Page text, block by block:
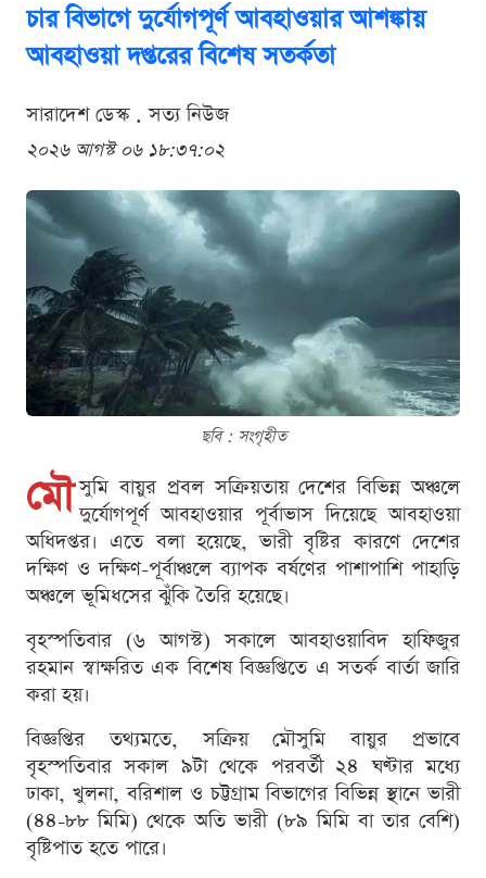
চার বিভাগে দুর্যোগপূর্ণ আবহাওয়ার আশঙ্কায়
আবহাওয়া দপ্তরের বিশেষ সতর্কতা
সারাদেশ ডেস্ক . সত্য নিউজ
২০২৬ আগস্ট ০৬ ১৮:৩৭:০২
ছবি : সংগৃহীত
মৌ সুমি বায়ুর প্রবল সক্রিয়তায় দেশের বিভিন্ন অঞ্চলে
দুর্যোগপূর্ণ আবহাওয়ার পূর্বাভাস দিয়েছে আবহাওয়া
অধিদপ্তর। এতে বলা হয়েছে, ভারী বৃষ্টির কারণে দেশের
দক্ষিণ ও দক্ষিণ-পূর্বাঞ্চলে ব্যাপক বর্ষণের পাশাপাশি পাহাড়ি
অঞ্চলে ভূমিধসের ঝুঁকি তৈরি হয়েছে।
বৃহস্পতিবার (৬ আগস্ট) সকালে আবহাওয়াবিদ হাফিজুর
রহমান স্বাক্ষরিত এক বিশেষ বিজ্ঞপ্তিতে এ সতর্ক বার্তা জারি
করা হয়।
বিজ্ঞপ্তির তথ্যমতে, সক্রিয় মৌসুমি বায়ুর প্রভাবে
বৃহস্পতিবার সকাল ৯টা থেকে পরবর্তী ২৪ ঘণ্টার মধ্যে
ঢাকা, খুলনা, বরিশাল ও চট্টগ্রাম বিভাগের বিভিন্ন স্থানে ভারী
(৪৪-৮৮ মিমি) থেকে অতি ভারী (৮৯ মিমি বা তার বেশি)
বৃষ্টিপাত হতে পারে।